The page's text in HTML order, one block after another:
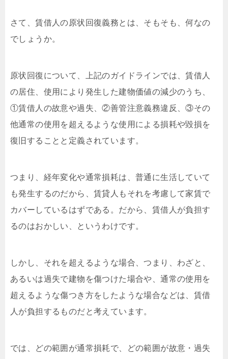
さて、賃借人の原状回復義務とは、そもそも、何なの
でしょうか。
原状回復について、上記のガイドラインでは、賃借人
の居住、使用により発生した建物価値の減少のうち、
①賃借人の故意や過失、②善管注意義務違反、③その
他通常の使用を超えるような使用による損耗や毀損を
復旧することと定義されています。
つまり、経年変化や通常損耗は、普通に生活していて
も発生するのだから、賃貸人もそれを考慮して家賃で
カバーしているはずである。だから、賃借人が負担す
るのはおかしい、というわけです。
しかし、それを超えるような場合、つまり、わざと、
あるいは過失で建物を傷つけた場合や、通常の使用を
超えるような傷つき方をしたような場合などは、賃借
人が負担するものだと考えています。
では、どの範囲が通常損耗で、どの範囲が故意・過失